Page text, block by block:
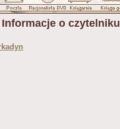
Informacje o czytelniku